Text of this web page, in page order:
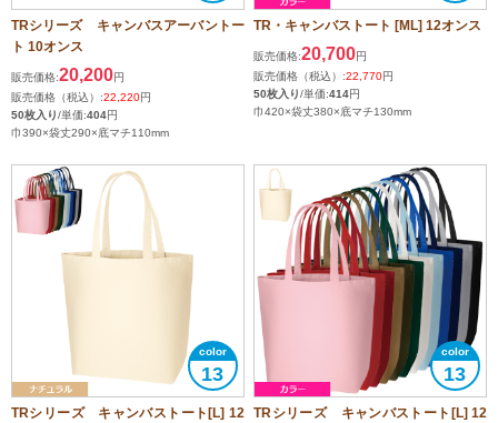
TRシリーズ キャンバスアーバントー
ト 10オンス
販売価格:20,200円
販売価格（税込）:22,220円
50枚入り/単価:404円
巾390×袋丈290×底マチ110mm
TR・キャンバストート [ML] 12オンス
販売価格:20,700円
販売価格（税込）:22,770円
50枚入り/単価:414円
巾420×袋丈380×底マチ130mm
13
TRシリーズ キャンバストート[L] 12
13
TRシリーズ キャンバストート[L] 12